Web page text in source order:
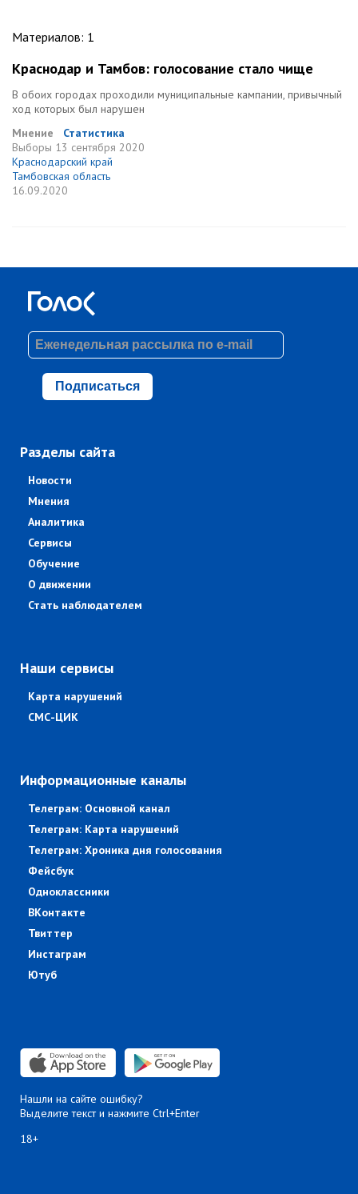
Материалов: 1
Краснодар и Тамбов: голосование стало чище
В обоих городах проходили муниципальные кампании, привычный
ход которых был нарушен
Мнение
Статистика
Выборы 13 сентября 2020
Краснодарский край
Тамбовская область
16.09.2020
Подписаться
Разделы сайта
Новости
Мнения
Аналитика
Сервисы
Обучение
О движении
Стать наблюдателем
Наши сервисы
Карта нарушений
СМС-ЦИК
Информационные каналы
Телеграм: Основной канал
Телеграм: Карта нарушений
Телеграм: Хроника дня голосования
Фейсбук
Одноклассники
ВКонтакте
Твиттер
Инстаграм
Ютуб
Нашли на сайте ошибку?
Выделите текст и нажмите Ctrl+Enter
18+